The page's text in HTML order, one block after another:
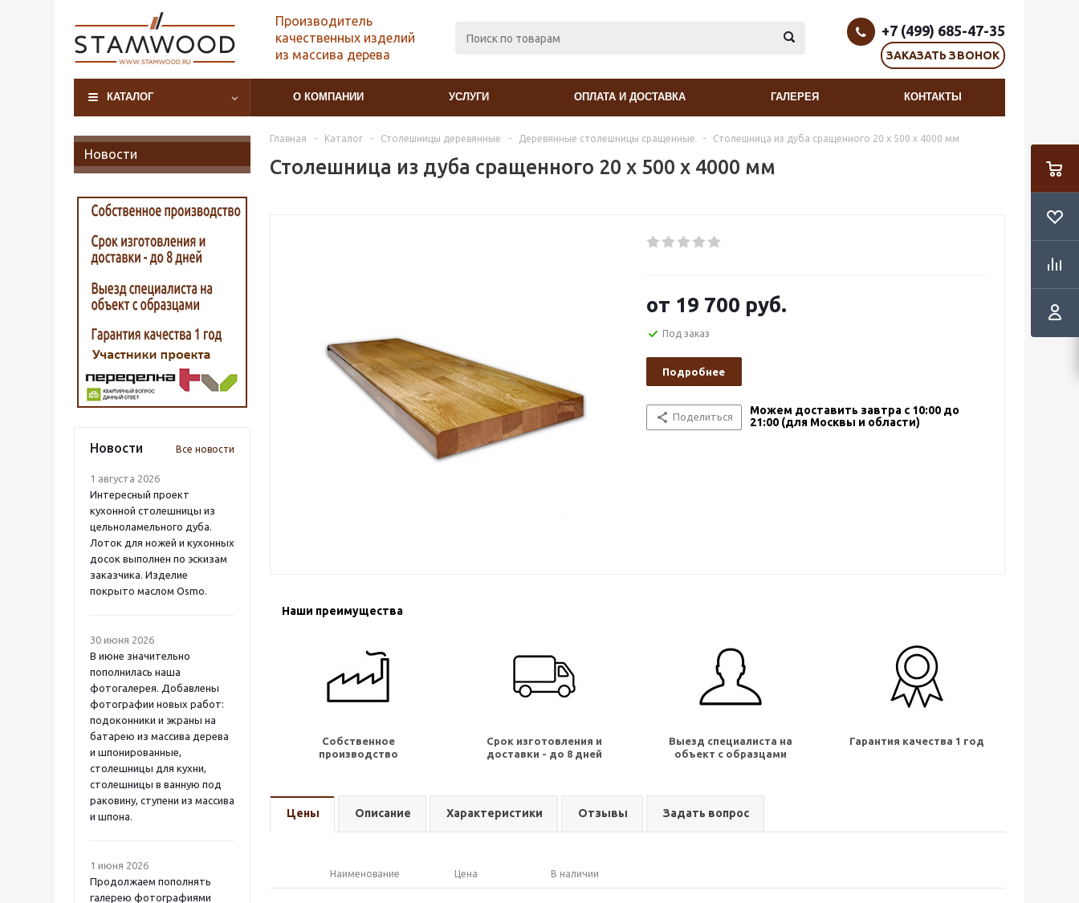
Производитель
качественных изделий
из массива дерева
+7 (499) 685-47-35
ЗАКАЗАТЬ ЗВОНОК
КАТАЛОГ О КОМПАНИИ УСЛУГИ ОПЛАТА И ДОСТАВКА ГАЛЕРЕЯ КОНТАКТЫ
Новости
Новости Все новости
1 августа 2026
Интересный проект
кухонной столешницы из
цельноламельного дуба.
Лоток для ножей и кухонных
досок выполнен по эскизам
заказчика. Изделие
покрыто маслом Osmo.
30 июня 2026
В июне значительно
пополнилась наша
фотогалерея. Добавлены
фотографии новых работ:
подоконники и экраны на
батарею из массива дерева
и шпонированные,
столешницы для кухни,
столешницы в ванную под
раковину, ступени из массива
и шпона.
1 июня 2026
Продолжаем пополнять
галерею фотографиями
Главная - Каталог - Столешницы деревянные - Деревянные столешницы сращенные - Столешница из дуба сращенного 20 х 500 х 4000 мм
Столешница из дуба сращенного 20 х 500 х 4000 мм
от 19 700 руб.
Под заказ
Подробнее
Поделиться
Можем доставить завтра с 10:00 до
21:00 (для Москвы и области)
Наши преимущества
Собственное
производство
Срок изготовления и
доставки - до 8 дней
Выезд специалиста на
объект с образцами
Гарантия качества 1 год
Цены Описание Характеристики Отзывы Задать вопрос
Наименование Цена В наличии